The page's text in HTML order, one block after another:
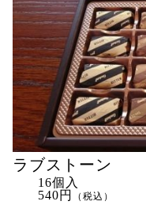
ラブストーン
16個入
540円
（税込）